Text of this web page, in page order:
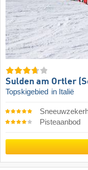
Sulden am Ortler
Topskigebied in Italië
Pisteaanbod